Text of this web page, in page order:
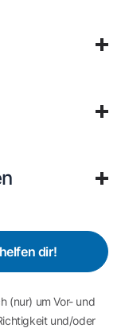
dir!
(nur) um Vor- und
und/oder